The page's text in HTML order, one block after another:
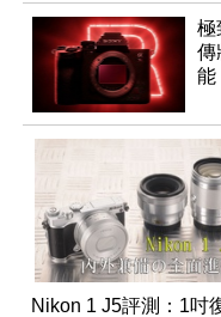
極
傳
能
Nikon 1 J5評測：1吋